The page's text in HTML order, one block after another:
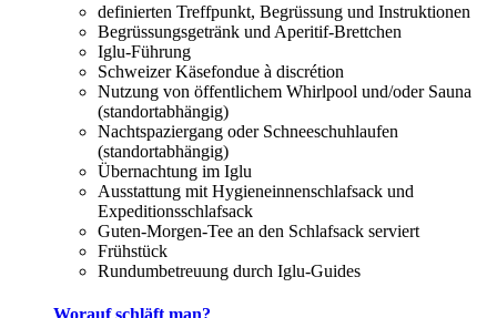
definierten Treffpunkt, Begrüssung und Instruktionen
Begrüssungsgetränk und Aperitif-Brettchen
Iglu-Führung
Schweizer Käsefondue à discrétion
Nutzung von öffentlichem Whirlpool und/oder Sauna
(standortabhängig)
Nachtspaziergang oder Schneeschuhlaufen
(standortabhängig)
Übernachtung im Iglu
Ausstattung mit Hygieneinnenschlafsack und
Expeditionsschlafsack
Guten-Morgen-Tee an den Schlafsack serviert
Frühstück
Rundumbetreuung durch Iglu-Guides
Worauf schläft man?